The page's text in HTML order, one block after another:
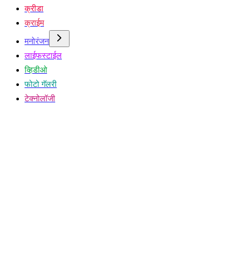
क्रीडा
क्राईम
मनोरंजन
लाईफस्टाईल
व्हिडीओ
फोटो गॅलरी
टेक्नोलॉजी